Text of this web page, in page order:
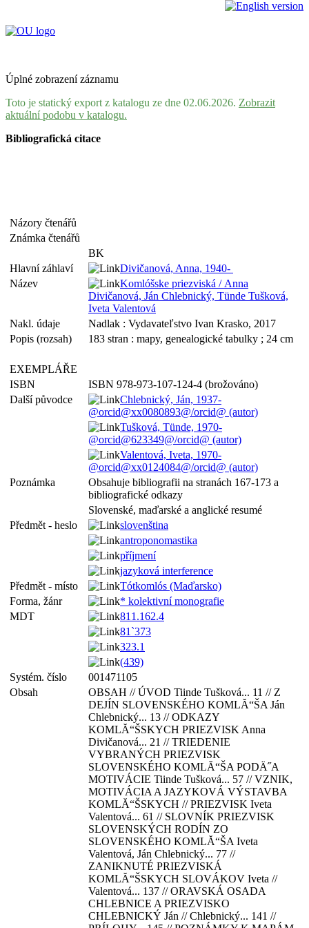
Úplné zobrazení záznamu
Toto je statický export z katalogu ze dne 02.06.2026. Zobrazit
aktuální podobu v katalogu.
Bibliografická citace
Názory čtenářů
Známka čtenářů
BK
Hlavní záhlaví
Divičanová, Anna, 1940-
Název
Komlóšske priezviská / Anna
Divičanová, Ján Chlebnický, Tünde Tušková,
Iveta Valentová
Nakl. údaje
Nadlak : Vydavateľstvo Ivan Krasko, 2017
Popis (rozsah)
183 stran : mapy, genealogické tabulky ; 24 cm
EXEMPLÁŘE
ISBN
ISBN 978-973-107-124-4 (brožováno)
Další původce
Chlebnický, Ján, 1937-
@orcid@xx0080893@/orcid@ (autor)
Tušková, Tünde, 1970-
@orcid@623349@/orcid@ (autor)
Valentová, Iveta, 1970-
@orcid@xx0124084@/orcid@ (autor)
Poznámka
Obsahuje bibliografii na stranách 167-173 a
bibliografické odkazy
Slovenské, maďarské a anglické resumé
Předmět - heslo
slovenština
antroponomastika
příjmení
jazyková interference
Předmět - místo
Tótkomlós (Maďarsko)
Forma, žánr
* kolektivní monografie
MDT
811.162.4
81`373
323.1
(439)
Systém. číslo
001471105
Obsah
OBSAH // ÚVOD Tiinde Tušková... 11 // Z
DEJÍN SLOVENSKÉHO KOMLĂ“ŠA Ján
Chlebnický... 13 // ODKAZY
KOMLĂ“ŠSKYCH PRIEZVISK Anna
Divičanová... 21 // TRIEDENIE
VYBRANÝCH PRIEZVISK
SLOVENSKÉHO KOMLĂ“ŠA PODÄ˝A
MOTIVÁCIE Tiinde Tušková... 57 // VZNIK,
MOTIVÁCIA A JAZYKOVÁ VÝSTAVBA
KOMLĂ“ŠSKYCH // PRIEZVISK Iveta
Valentová... 61 // SLOVNÍK PRIEZVISK
SLOVENSKÝCH RODÍN ZO
SLOVENSKÉHO KOMLĂ“ŠA Iveta
Valentová, Ján Chlebnický... 77 //
ZANIKNUTÉ PRIEZVISKÁ
KOMLĂ“ŠSKYCH SLOVÁKOV Iveta //
Valentová... 137 // ORAVSKÁ OSADA
CHLEBNICE A PRIEZVISKO
CHLEBNICKÝ Ján // Chlebnický... 141 //